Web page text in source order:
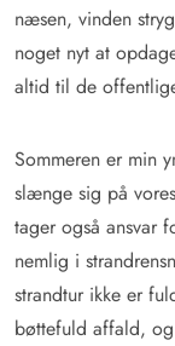
næsen, vinden
noget nyt at
altid til de
Sommeren er min
slænge sig på
tager også ansvar
nemlig i
strandtur ikke er
bøttefuld affald,